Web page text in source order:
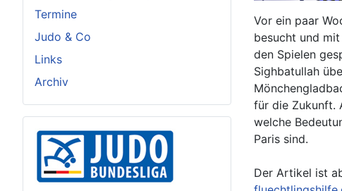
Termine
Judo & Co
Links
Archiv
Vor ein paar
besucht und
den Spielen
Sighbatullah
für die Zukunft.
welche
Paris sind.
Der Artikel ist